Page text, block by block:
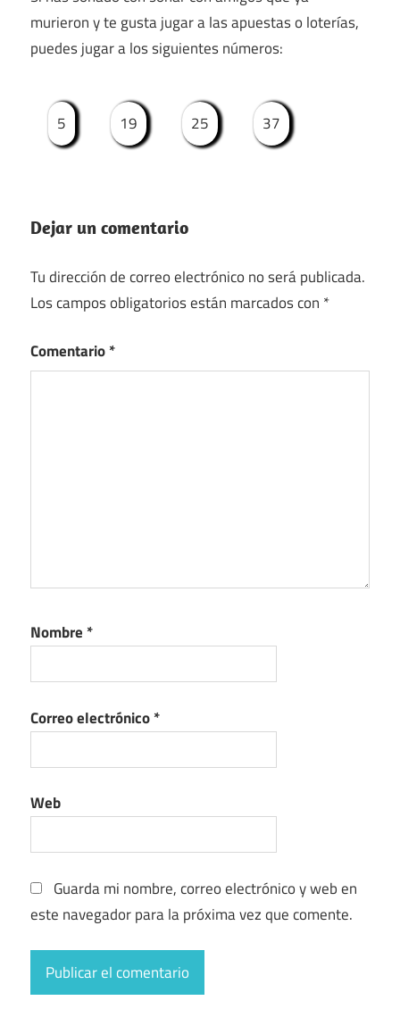
murieron y te gusta jugar a las apuestas o loterías,
puedes jugar a los siguientes números:
5 19 25 37
Dejar un comentario
Tu dirección de correo electrónico no será publicada.
Los campos obligatorios están marcados con *
Comentario*
Nombre *
Correo electrónico*
Web
Guarda mi nombre, correo electrónico y web en
este navegador para la próxima vez que comente.